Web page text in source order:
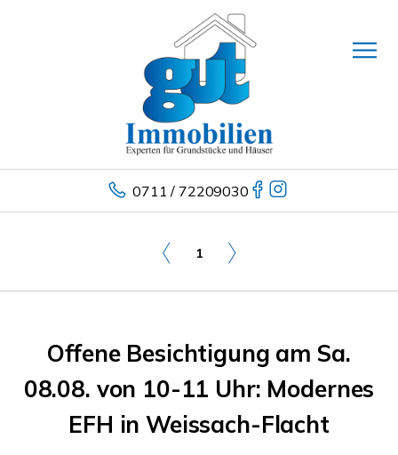
0711 / 72209030
1
Offene Besichtigung am Sa.
08.08. von 10-11 Uhr: Modernes
EFH in Weissach-Flacht